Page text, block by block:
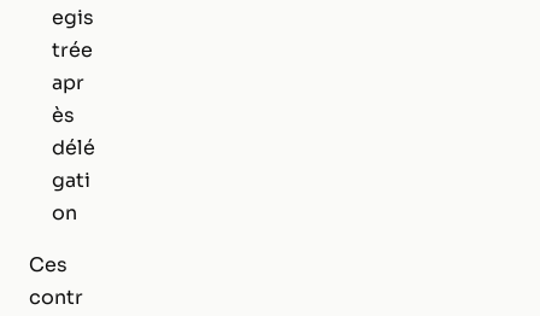
egis
trée
apr
ès
délé
gati
on
Ces
contr